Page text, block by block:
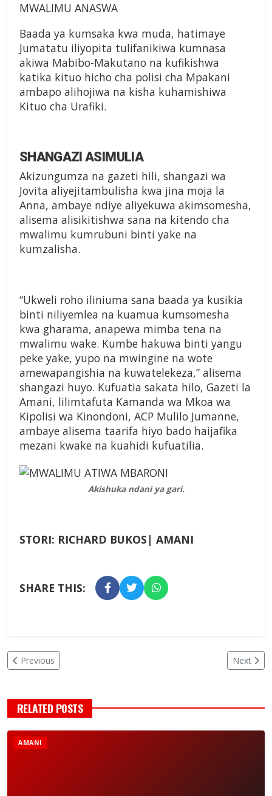
MWALIMU ANASWA
Baada ya kumsaka kwa muda, hatimaye
Jumatatu iliyopita tulifanikiwa kumnasa
akiwa Mabibo-Makutano na kufikishwa
katika kituo hicho cha polisi cha Mpakani
ambapo alihojiwa na kisha kuhamishiwa
Kituo cha Urafiki.
SHANGAZI ASIMULIA
Akizungumza na gazeti hili, shangazi wa
Jovita aliyejitambulisha kwa jina moja la
Anna, ambaye ndiye aliyekuwa akimsomesha,
alisema alisikitishwa sana na kitendo cha
mwalimu kumrubuni binti yake na
kumzalisha.
“Ukweli roho iliniuma sana baada ya kusikia
binti niliyemlea na kuamua kumsomesha
kwa gharama, anapewa mimba tena na
mwalimu wake. Kumbe hakuwa binti yangu
peke yake, yupo na mwingine na wote
amewapangishia na kuwatelekeza,” alisema
shangazi huyo. Kufuatia sakata hilo, Gazeti la
Amani, lilimtafuta Kamanda wa Mkoa wa
Kipolisi wa Kinondoni, ACP Mulilo Jumanne,
ambaye alisema taarifa hiyo bado haijafika
mezani kwake na kuahidi kufuatilia.
Akishuka ndani ya gari.
STORI: RICHARD BUKOS| AMANI
SHARE THIS:
Previous Next
RELATED POSTS
AMANI